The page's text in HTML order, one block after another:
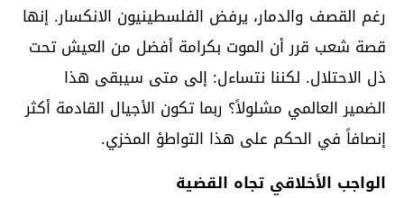
رغم القصف والدمار، يرفض الفلسطينيون الانكسار. إنها
قصة شعب قرر أن الموت بكرامة أفضل من العيش تحت
ذل الاحتلال. لكننا نتساءل: إلى متى سيبقى هذا
الضمير العالمي مشلولاً؟ ربما تكون الأجيال القادمة أكثر
إنصافاً في الحكم على هذا التواطؤ المخزي.
الواجب الأخلاقي تجاه القضية